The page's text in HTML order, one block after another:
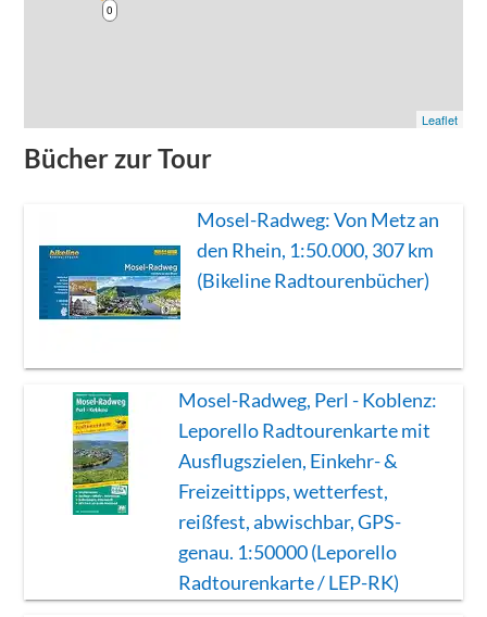
0
Leaflet
Bücher zur Tour
Mosel-Radweg: Von Metz an
den Rhein, 1:50.000, 307 km
(Bikeline Radtourenbücher)
Mosel-Radweg, Perl - Koblenz:
Leporello Radtourenkarte mit
Ausflugszielen, Einkehr- &
Freizeittipps, wetterfest,
reißfest, abwischbar, GPS-
genau. 1:50000 (Leporello
Radtourenkarte / LEP-RK)